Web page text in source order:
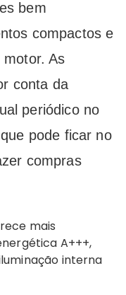
bem
compactos e
As
conta da
periódico no
pode ficar no
compras
mais
A+++,
interna